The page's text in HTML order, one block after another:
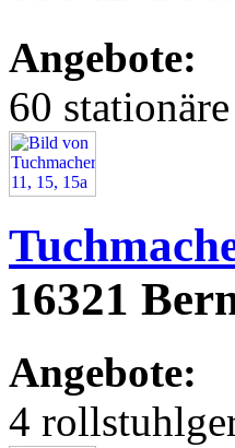
Angebote:
60
16321
Angebote:
4